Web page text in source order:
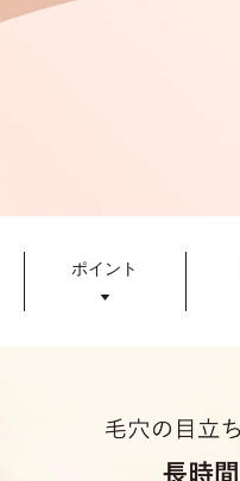
ポイント
▼